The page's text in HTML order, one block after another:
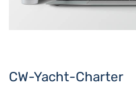
CW-Yacht-Charter